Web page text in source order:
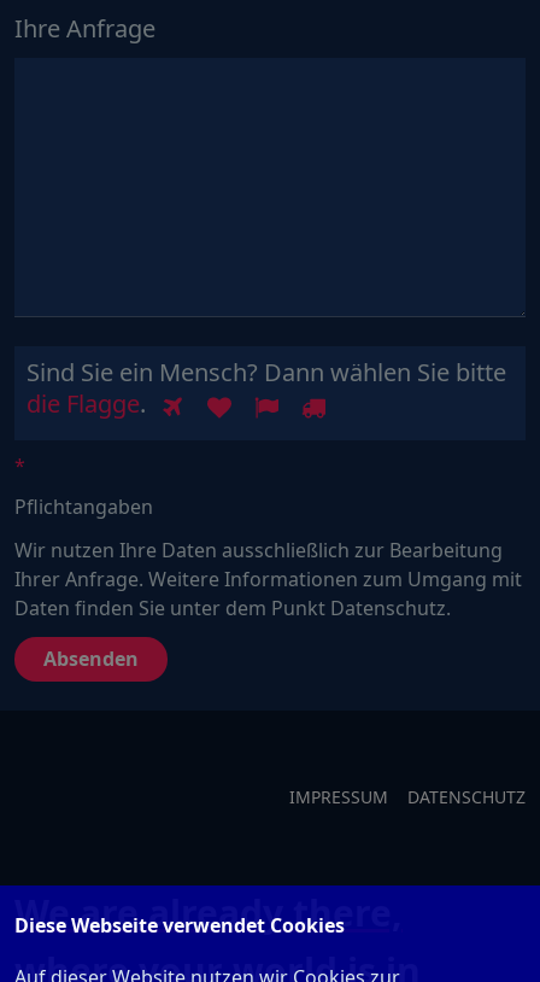
Ihre Anfrage
Sind Sie ein Mensch? Dann wählen Sie bitte
die Flagge. Sind
Dann
wählen
Sie
bitte
die
Flagge.
Pflichtangaben
Wir nutzen Ihre Daten ausschließlich zur Bearbeitung
Ihrer Anfrage. Weitere Informationen zum Umgang mit
Daten finden Sie unter dem Punkt Datenschutz.
IMPRESSUM DATENSCHUTZ
We are already there,
where your world is in
Diese Webseite verwendet Cookies